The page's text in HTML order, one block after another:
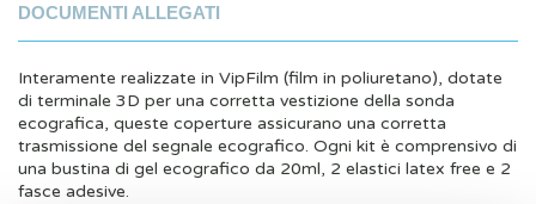
DOCUMENTI ALLEGATI
Interamente realizzate in VipFilm (film in poliuretano), dotate
di terminale 3D per una corretta vestizione della sonda
ecografica, queste coperture assicurano una corretta
trasmissione del segnale ecografico. Ogni kit è comprensivo di
una bustina di gel ecografico da 20ml, 2 elastici latex free e 2
fasce adesive.